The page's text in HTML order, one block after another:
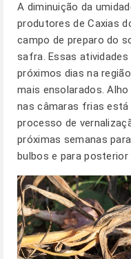
A diminuição da
produtores de Caxias
campo de preparo do
safra. Essas
próximos dias na
mais ensolarados.
nas câmaras frias
processo de
próximas semanas
bulbos e para posterior